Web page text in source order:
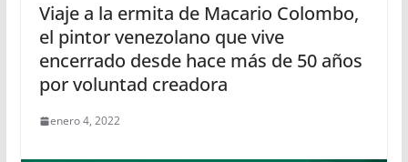
Viaje a la ermita de Macario Colombo,
el pintor venezolano que vive
encerrado desde hace más de 50 años
por voluntad creadora
enero 4, 2022